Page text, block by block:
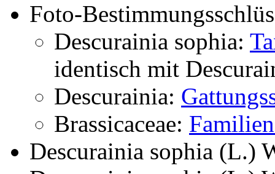
Foto-
Descurainia sophia:
identisch mit
Descurainia:
Brassicaceae:
Descurainia sophia (L.)